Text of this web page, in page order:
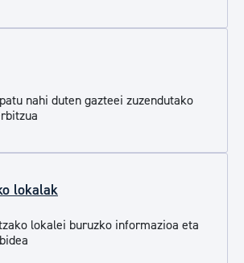
nahi duten gazteei zuzendutako
lokalak
lokalei buruzko informazioa eta